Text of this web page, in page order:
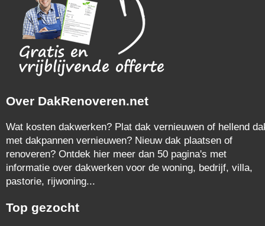
Over DakRenoveren.net
Wat kosten dakwerken? Plat dak vernieuwen of hellend
met dakpannen vernieuwen? Nieuw dak plaatsen of
renoveren? Ontdek hier meer dan 50 pagina's met
informatie over dakwerken voor de woning, bedrijf, villa,
pastorie, rijwoning...
Top gezocht